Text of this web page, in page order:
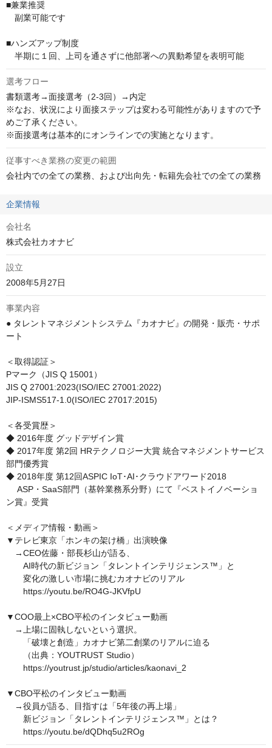
■兼業推奨
副業可能です
■ハンズアップ制度
半期に１回、上司を通さずに他部署への異動希望を表明可能
選考フロー
書類選考→面接選考（2-3回）→内定
※なお、状況により面接ステップは変わる可能性がありますので予
めご了承ください。
※面接選考は基本的にオンラインでの実施となります。
従事すべき業務の変更の範囲
会社内での全ての業務、および出向先・転籍先会社での全ての業務
企業情報
会社名
株式会社カオナビ
設立
2008年5月27日
事業内容
● タレントマネジメントシステム『カオナビ』の開発・販売・サポ
ート
＜取得認証＞
Pマーク（JIS Q 15001）
JIS Q 27001:2023(ISO/IEC 27001:2022)
JIP-ISMS517-1.0(ISO/IEC 27017:2015)
＜各受賞歴＞
◆ 2016年度 グッドデザイン賞
◆ 2017年度 第2回 HRテクノロジー大賞 統合マネジメントサービス
部門優秀賞
◆ 2018年度 第12回ASPIC IoT･AI･クラウドアワード2018
ASP・SaaS部門（基幹業務系分野）にて『ベストイノベーショ
ン賞』受賞
＜メディア情報・動画＞
▼テレビ東京「ホンキの架け橋」出演映像
→CEO佐藤・部長杉山が語る、
AI時代の新ビジョン「タレントインテリジェンス™」と
変化の激しい市場に挑むカオナビのリアル
https://youtu.be/RO4G-JKVfpU
▼COO最上×CBO平松のインタビュー動画
→上場に固執しないという選択。
「破壊と創造」カオナビ第二創業のリアルに迫る
（出典：YOUTRUST Studio）
https://youtrust.jp/studio/articles/kaonavi_2
▼CBO平松のインタビュー動画
→役員が語る、目指すは「5年後の再上場」
新ビジョン「タレントインテリジェンス™」とは？
https://youtu.be/dQDhq5u2ROg